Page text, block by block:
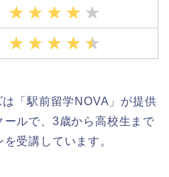
「駅前留学NOVA」が提供
ルで、3歳から高校生まで
受講しています。